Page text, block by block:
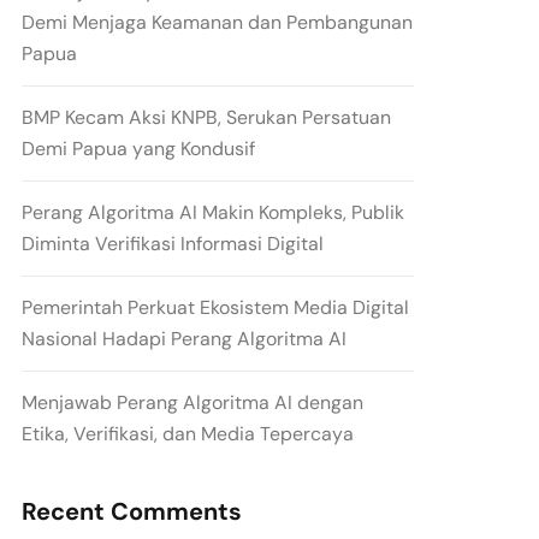
Demi Menjaga Keamanan dan Pembangunan
Papua
BMP Kecam Aksi KNPB, Serukan Persatuan
Demi Papua yang Kondusif
Perang Algoritma AI Makin Kompleks, Publik
Diminta Verifikasi Informasi Digital
Pemerintah Perkuat Ekosistem Media Digital
Nasional Hadapi Perang Algoritma AI
Menjawab Perang Algoritma AI dengan
Etika, Verifikasi, dan Media Tepercaya
Recent Comments